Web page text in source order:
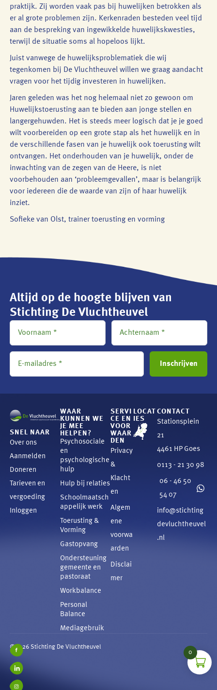
praktijk. Zij worden vaak pas bij huwelijken betrokken als
er al grote problemen zijn. Kerkenraden besteden veel tijd
aan de bespreking van ingewikkelde huwelijkskwesties,
terwijl de situatie soms al hopeloos lijkt.
Juist vanwege de huwelijksproblematiek die wij
tegenkomen bij De Vluchtheuvel willen we graag aandacht
vragen voor het tijdig investeren in huwelijken.
Jaren geleden was het nog helemaal niet zo gewoon om
Huwelijkstoerusting aan te bieden aan jonge stellen en
langergehuwden. Het is steeds meer logisch dat je je goed
wilt voorbereiden op een grote stap als het huwelijk en in
de verschillende fasen van je huwelijk ook toerusting wilt
ontvangen. Het onderhouden van je huwelijk, onder de
inwachting van de zegen van de Heere, is niet
voorbehouden aan ‘probleemgevallen’, maar is belangrijk
voor iedereen die de waarde van zijn of haar huwelijk
inziet.
Sofieke van Olst, trainer toerusting en vorming
Altijd op de hoogte blijven van
Stichting De Vluchtheuvel
SNEL NAAR
Over ons
Aanmelden
Doneren
Tarieven en
vergoeding
Inloggen
WAAR
KUNNEN WE
JE MEE
HELPEN?
Psychosociale
en
psychologische
hulp
Hulp bij relaties
Schoolmaatsch
appelijk werk
Toerusting &
Vorming
Gastopvang
Ondersteuning
gemeente en
pastoraat
Workbalance
Personal
Balance
Mediagebruik
SERVI
CE EN
VOOR
WAAR
DEN
Privacy
&
Klacht
en
Algem
ene
voorwa
arden
Disclai
mer
LOCAT
IES
CONTACT
Stationsplein
21
4461 HP Goes
0113 - 21 30 98
06 - 46 50
54 07
info@stichting
devluchtheuvel
.nl
©2026 Stichting De Vluchtheuvel
0